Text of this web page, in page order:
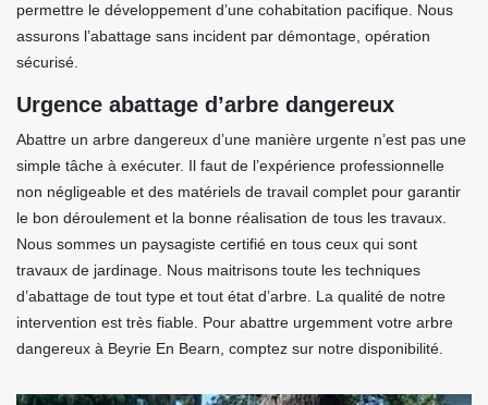
permettre le développement d’une cohabitation pacifique. Nous
assurons l’abattage sans incident par démontage, opération
sécurisé.
Urgence abattage d’arbre dangereux
Abattre un arbre dangereux d’une manière urgente n’est pas une
simple tâche à exécuter. Il faut de l’expérience professionnelle
non négligeable et des matériels de travail complet pour garantir
le bon déroulement et la bonne réalisation de tous les travaux.
Nous sommes un paysagiste certifié en tous ceux qui sont
travaux de jardinage. Nous maitrisons toute les techniques
d’abattage de tout type et tout état d’arbre. La qualité de notre
intervention est très fiable. Pour abattre urgemment votre arbre
dangereux à Beyrie En Bearn, comptez sur notre disponibilité.